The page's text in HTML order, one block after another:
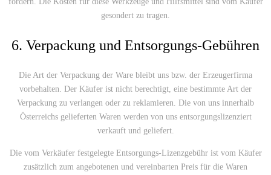
gesondert zu tragen.
6. Verpackung und Entsorgungs-Gebühren
Die Art der Verpackung der Ware bleibt uns bzw. der Erzeugerfirma
vorbehalten. Der Käufer ist nicht berechtigt, eine bestimmte Art der
Verpackung zu verlangen oder zu reklamieren. Die von uns innerhalb
Österreichs gelieferten Waren werden von uns entsorgungslizenziert
verkauft und geliefert.
Die vom Verkäufer festgelegte Entsorgungs-Lizenzgebühr ist vom Käufer
zusätzlich zum angebotenen und vereinbarten Preis für die Waren